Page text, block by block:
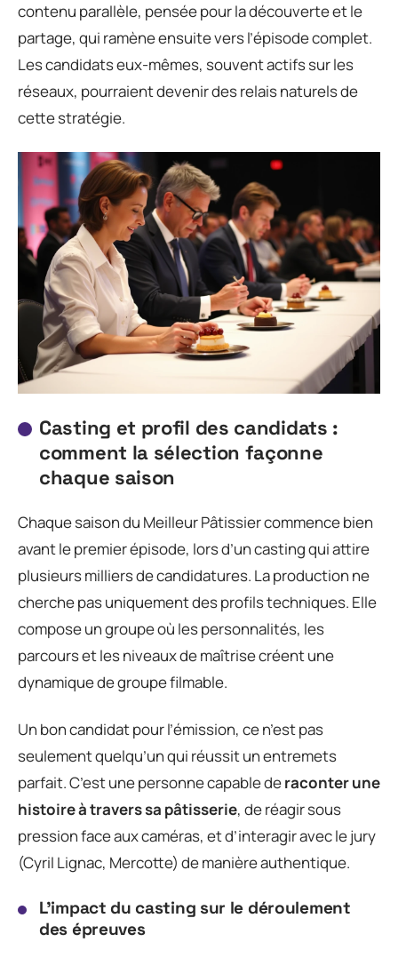
contenu parallèle, pensée pour la découverte et le
partage, qui ramène ensuite vers l’épisode complet.
Les candidats eux-mêmes, souvent actifs sur les
réseaux, pourraient devenir des relais naturels de
cette stratégie.
Casting et profil des candidats :
comment la sélection façonne
chaque saison
Chaque saison du Meilleur Pâtissier commence bien
avant le premier épisode, lors d’un casting qui attire
plusieurs milliers de candidatures. La production ne
cherche pas uniquement des profils techniques. Elle
compose un groupe où les personnalités, les
parcours et les niveaux de maîtrise créent une
dynamique de groupe filmable.
Un bon candidat pour l’émission, ce n’est pas
seulement quelqu’un qui réussit un entremets
parfait. C’est une personne capable deraconter une
histoire à travers sa pâtisserie, de réagir sous
pression face aux caméras, et d’interagir avec le jury
(Cyril Lignac, Mercotte) de manière authentique.
L’impact du casting sur le déroulement
des épreuves